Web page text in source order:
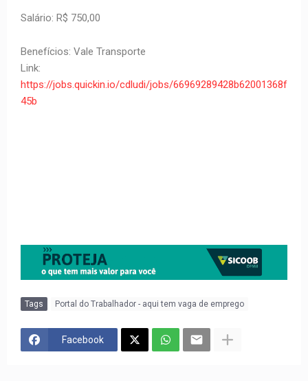
Salário: R$ 750,00
Benefícios: Vale Transporte
Link:
https://jobs.quickin.io/cdludi/jobs/66969289428b62001368f
45b
Tags Portal do Trabalhador - aqui tem vaga de emprego
Facebook